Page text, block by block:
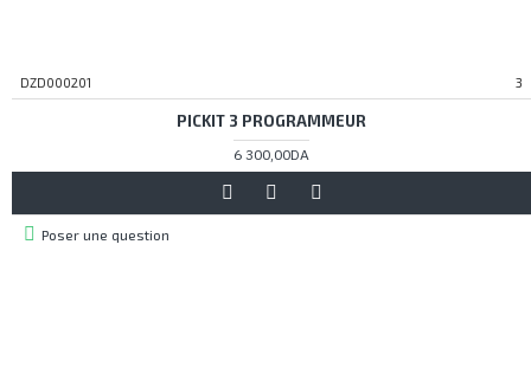
DZD000201 3
PICKIT 3 PROGRAMMEUR
6 300,00DA
Poser une question